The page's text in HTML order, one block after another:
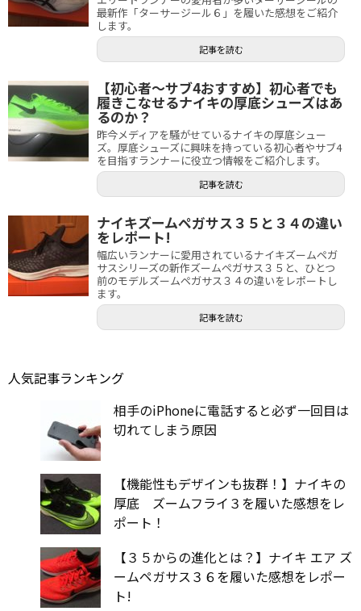
最新作「ターサージール６」を履いた感想をご紹介
します。
記事を読む
【初心者〜サブ4おすすめ】初心者でも
履きこなせるナイキの厚底シューズはあ
るのか？
昨今メディアを騒がせているナイキの厚底シュー
ズ。厚底シューズに興味を持っている初心者やサブ4
を目指すランナーに役立つ情報をご紹介します。
記事を読む
ナイキズームペガサス３５と３４の違い
をレポート!
幅広いランナーに愛用されているナイキズームペガ
サスシリーズの新作ズームペガサス３５と、ひとつ
前のモデルズームペガサス３４の違いをレポートし
ます。
記事を読む
人気記事ランキング
相手のiPhoneに電話すると必ず一回目は
切れてしまう原因
【機能性もデザインも抜群！】ナイキの
厚底 ズームフライ３を履いた感想をレ
ポート！
【３５からの進化とは？】ナイキ エア ズ
ームペガサス３６を履いた感想をレポー
ト!